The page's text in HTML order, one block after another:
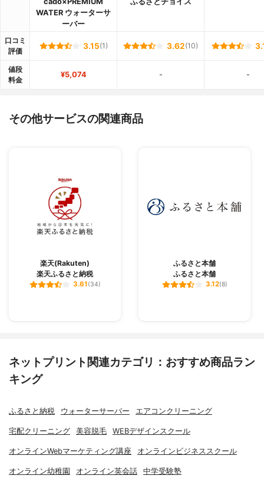
WATER ウォーターサ
ーバー
口コミ
評価
3.15(1) 3.62(10)
値段
料金
¥5,074 - -
その他サービスの関連商品
楽天(Rakuten)
楽天ふるさと納税
3.61(34)
ふるさと本舗
ふるさと本舗
3.12(8)
ネットプリント関連カテゴリ：おすすめ商品ラン
キング
ふるさと納税 ウォーターサーバー エアコンクリーニング
宅配クリーニング 美容脱毛 WEBデザインスクール
オンラインWebマーケティング講座 オンラインビジネススクール
オンライン幼稚園 オンライン英会話 中学受験塾